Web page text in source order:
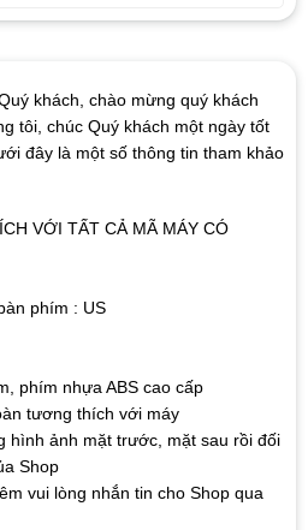
chào mừng quý khách
tôi, chúc Quý khách một ngày tốt
đây là một số thông tin tham khảo
VỚI TẤT CẢ MÃ MÁY CÓ
phím : US
phím nhựa ABS cao cấp
tương thích với máy
hình ảnh mặt trước, mặt sau rồi đối
Shop
vui lòng nhắn tin cho Shop qua